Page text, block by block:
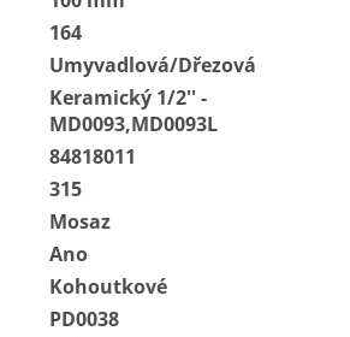
164
Umyvadlová/Dřezová
Keramický 1/2'' -
MD0093,MD0093L
84818011
315
Mosaz
Ano
Kohoutkové
PD0038